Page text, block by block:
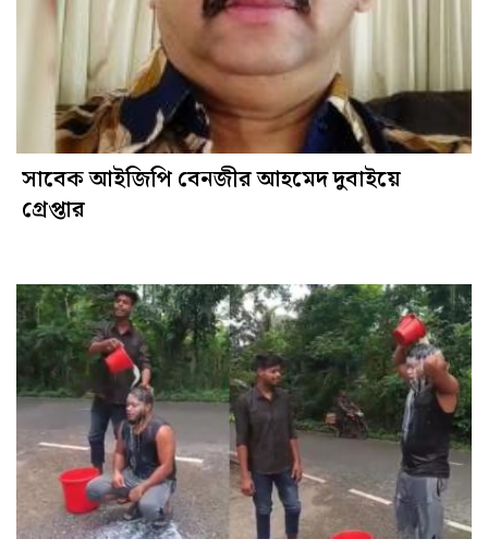
সাবেক আইজিপি বেনজীর আহমেদ দুবাইয়ে
গ্রেপ্তার